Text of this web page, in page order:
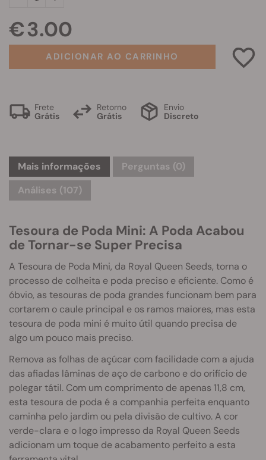
€ 3.00
ADICIONAR AO CARRINHO
Frete
Grátis
Retorno
Grátis
Envio
Discreto
Mais informações Perguntas (0)
Análises (107)
Tesoura de Poda Mini: A Poda Acabou
de Tornar-se Super Precisa
A Tesoura de Poda Mini, da Royal Queen Seeds, torna o
processo de colheita e poda preciso e eficiente. Como é
óbvio, as tesouras de poda grandes funcionam bem para
cortarem o caule principal e os ramos maiores, mas esta
tesoura de poda mini é muito útil quando precisa de
algo um pouco mais preciso.
Remova as folhas de açúcar com facilidade com a ajuda
das afiadas lâminas de aço de carbono e do orifício de
polegar tátil. Com um comprimento de apenas 11,8 cm,
esta tesoura de poda é a companhia perfeita enquanto
caminha pelo jardim ou pela divisão de cultivo. A cor
verde-clara e o logo impresso da Royal Queen Seeds
adicionam um toque de acabamento perfeito a esta